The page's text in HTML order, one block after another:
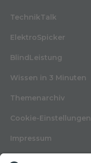
TechnikTalk
ElektroSpicker
BlindLeistung
Wissen in 3 Minuten
Themenarchiv
Cookie-Einstellungen
Impressum